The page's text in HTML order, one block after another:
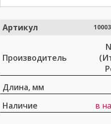
Артикул
Производитель
Длина, мм
Наличие
в